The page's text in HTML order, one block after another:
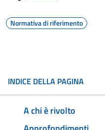
Normativa di riferimento
INDICE DELLA PAGINA
A chi è rivolto